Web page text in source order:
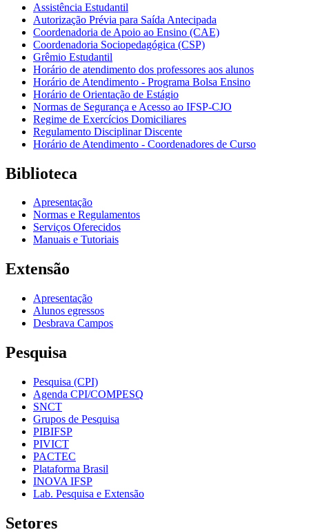
Assistência Estudantil
Autorização Prévia para Saída Antecipada
Coordenadoria de Apoio ao Ensino (CAE)
Coordenadoria Sociopedagógica (CSP)
Grêmio Estudantil
Horário de atendimento dos professores aos alunos
Horário de Atendimento - Programa Bolsa Ensino
Horário de Orientação de Estágio
Normas de Segurança e Acesso ao IFSP-CJO
Regime de Exercícios Domiciliares
Regulamento Disciplinar Discente
Horário de Atendimento - Coordenadores de Curso
Biblioteca
Apresentação
Normas e Regulamentos
Serviços Oferecidos
Manuais e Tutoriais
Extensão
Apresentação
Alunos egressos
Desbrava Campos
Pesquisa
Pesquisa (CPI)
Agenda CPI/COMPESQ
SNCT
Grupos de Pesquisa
PIBIFSP
PIVICT
PACTEC
Plataforma Brasil
INOVA IFSP
Lab. Pesquisa e Extensão
Setores